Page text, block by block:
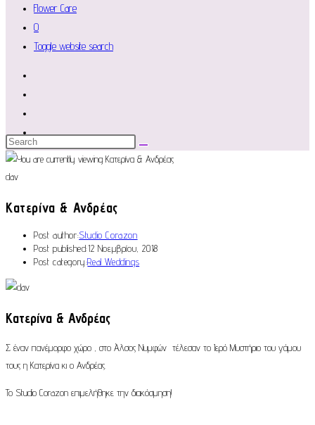
Flower Care
0
Toggle website search
dav
Κατερίνα & Ανδρέας
Post author:Studio Corazon
Post published:12 Νοεμβρίου, 2018
Post category:Real Weddings
Κατερίνα & Ανδρέας
Σ έναν πανέμορφο χώρο , στο Άλσος Νυμφών τέλεσαν το Ιερό Μυστήριο του γάμου
τους η Κατερίνα κι ο Ανδρέας.
Το Studio Corazon επιμελήθηκε την διακόσμηση!